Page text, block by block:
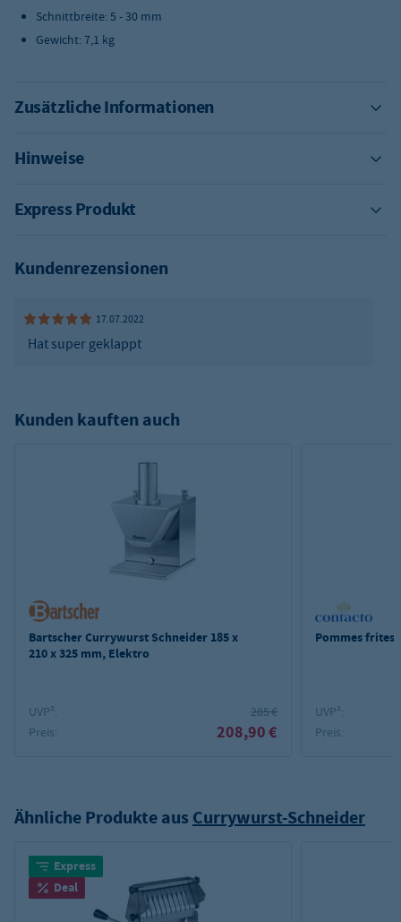
Schnittbreite: 5 - 30 mm
Gewicht: 7,1 kg
Zusätzliche Informationen
Hinweise
Express Produkt
Kundenrezensionen
17.07.2022
Hat super geklappt
Kunden kauften auch
Bartscher Currywurst Schneider 185 x
210 x 325 mm, Elektro
UVP²:
285 €
Preis:
208,90 €
Pommes
UVP²:
Preis:
Ähnliche Produkte aus Currywurst-Schneider
Express
Deal